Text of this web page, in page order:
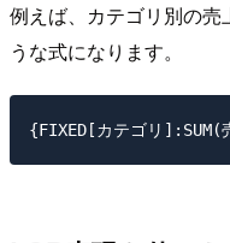
例えば、カテゴリ別の売
うな式になります。